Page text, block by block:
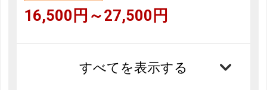
16,500円～27,500円
すべてを表示する